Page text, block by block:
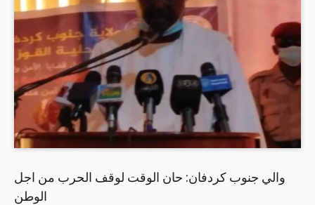
والي جنوب كردفان: حان الوقت لوقف الحرب من اجل
الوطن